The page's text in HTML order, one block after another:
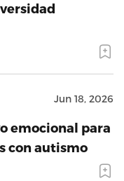
Jun 18, 2026
emocional para
con autismo